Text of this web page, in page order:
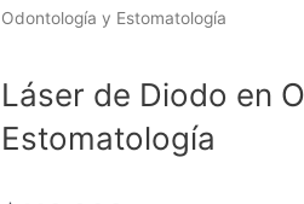
Odontología y Estomatología
Láser de Diodo en
Estomatología